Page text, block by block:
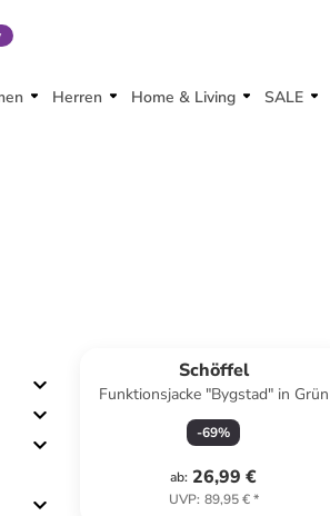
Herren Home & Living SALE
Schöffel
Funktionsjacke "Bygstad" in Grün
-69%
ab: 26,99 €
UVP: 89,95 €*